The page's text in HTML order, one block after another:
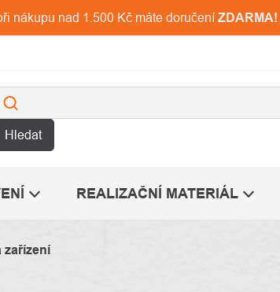
nákupu nad 1.500 Kč máte doručení ZDARMA!
Hledat
REALIZAČNÍ MATERIÁL
zařízení